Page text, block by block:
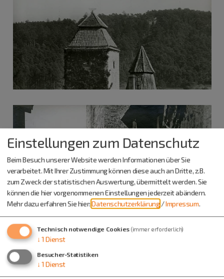
Einstellungen zum Datenschutz
Beim Besuch unserer Website werden Informationen über Sie
verarbeitet. Mit Ihrer Zustimmung können diese auch an Dritte, z.B.
zum Zweck der statistischen Auswertung, übermittelt werden. Sie
können die hier vorgenommenen Einstellungen jederzeit abändern.
Mehr dazu erfahren Sie hier:Datenschutzerklärung /Impressum.
Technisch notwendige Cookies (immer erforderlich)
↓ 1 Dienst
Besucher-Statistiken
↓ 1 Dienst